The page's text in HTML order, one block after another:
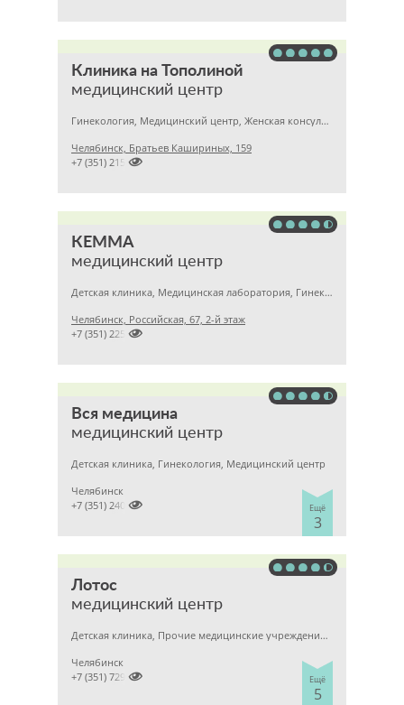
Клиника на Тополиной
медицинский центр
Гинекология, Медицинский центр, Женская консультация
Челябинск, Братьев Кашириных, 159

+7 (351) 2150573
КЕММА
медицинский центр
Детская клиника, Медицинская лаборатория, Гинекология
Челябинск, Российская, 67, 2-й этаж

+7 (351) 2256145
Вся медицина
медицинский центр
Детская клиника, Гинекология, Медицинский центр
Ещё
3
Челябинск

+7 (351) 2400303
Лотос
медицинский центр
Детская клиника, Прочие медицинские учреждения, Гинекология
Ещё
5
Челябинск

+7 (351) 7298929